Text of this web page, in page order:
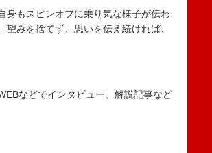
もスピンオフに乗り気な様子が伝わ
みを捨てず、思いを伝え続ければ、
などでインタビュー、解説記事など